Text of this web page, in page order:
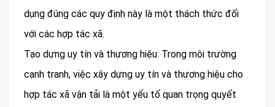
dụng đúng các quy định này là một thách thức đối
với các hợp tác xã.
Tạo dựng uy tín và thương hiệu: Trong môi trường
cạnh tranh, việc xây dựng uy tín và thương hiệu cho
hợp tác xã vận tải là một yếu tố quan trọng quyết